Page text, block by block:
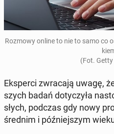
Rozmowy online to nie to samo co
(Fot.
Eks­per­ci zwra­ca­ją uwagę,
szych badań do­ty­czy­ła
słych, podczas gdy nowy
średnim i póź­niej­szym